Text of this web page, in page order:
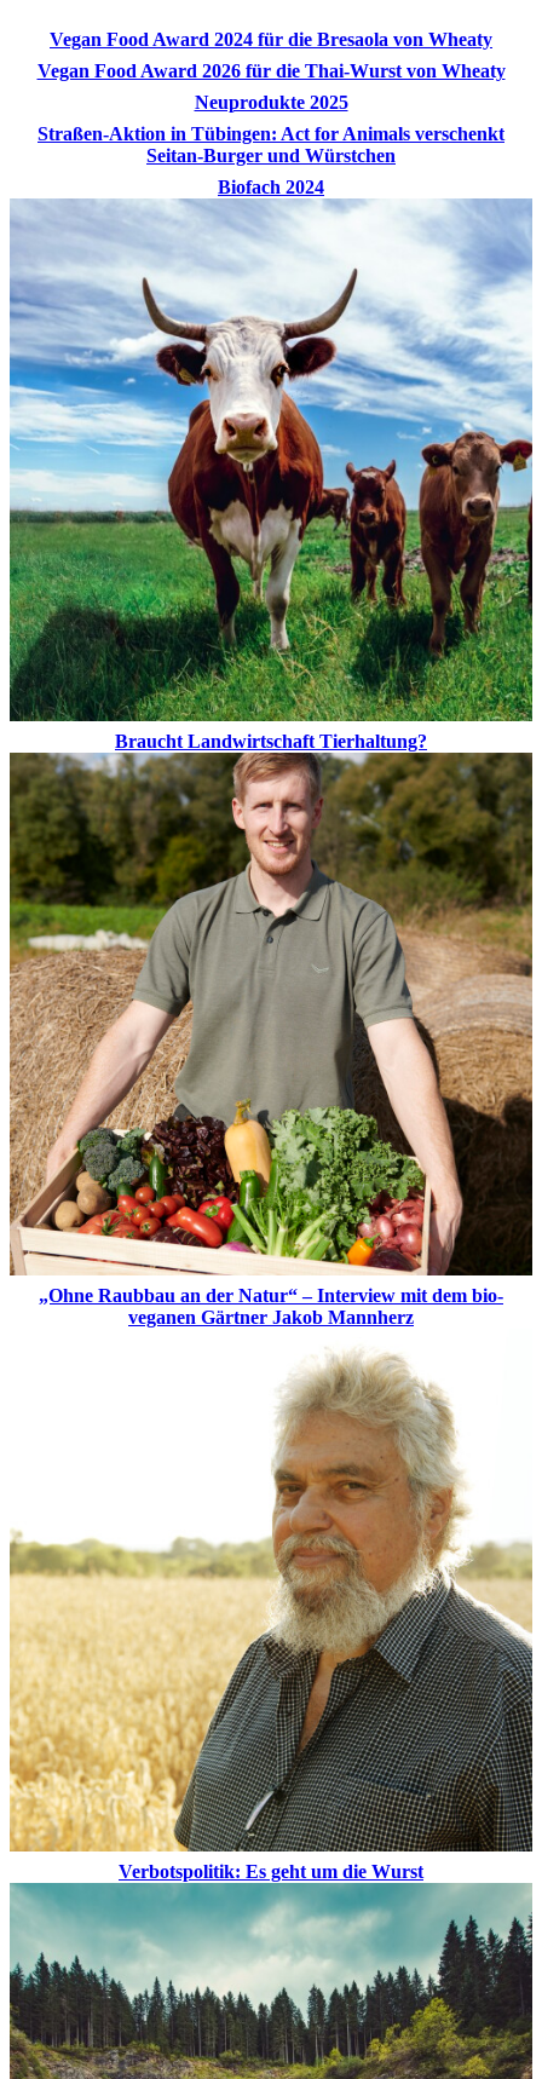
Vegan Food Award 2024 für die Bresaola von Wheaty
Vegan Food Award 2026 für die Thai-Wurst von Wheaty
Neuprodukte 2025
Straßen-Aktion in Tübingen: Act for Animals verschenkt
Seitan-Burger und Würstchen
Biofach 2024
Braucht Landwirtschaft Tierhaltung?
„Ohne Raubbau an der Natur“ – Interview mit dem bio-
veganen Gärtner Jakob Mannherz
Verbotspolitik: Es geht um die Wurst